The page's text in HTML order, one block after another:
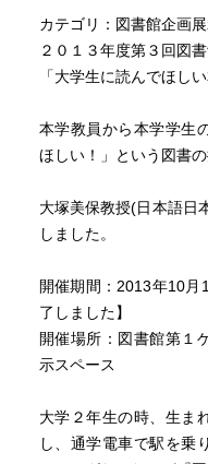
カテゴリ：図書館企画
２０１３年度第３回図
「大学生に読んでほし
本学教員から本学学生
ほしい！」という図書
大塚美保教授(日本語日
しました。
開催期間：2013年10
了しました】
開催場所：図書館第１
示スペース
大学２年生の時、生ま
し、通学電車で駅を乗